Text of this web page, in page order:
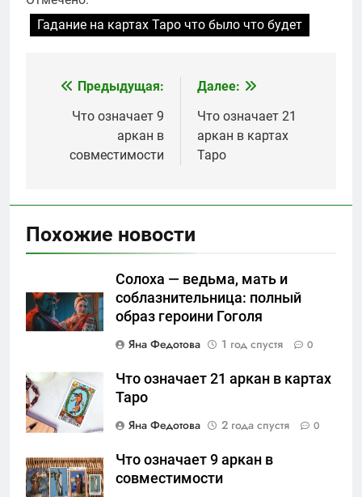
Гадание на картах Таро что было что будет
Навигация
записям
Предыдущая:
Что означает 9
аркан в
совместимости
Далее:
Что означает 21
аркан в картах
Таро
Похожие новости
Солоха — ведьма, мать и
соблазнительница: полный
образ героини Гоголя
Яна Федотова
1 год спустя 0
Что означает 21 аркан в картах
Таро
Яна Федотова
2 года спустя 0
Что означает 9 аркан в
совместимости